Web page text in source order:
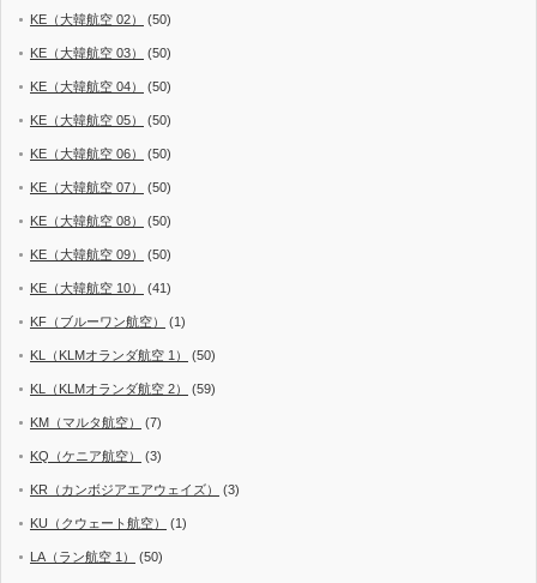
KE（大韓航空 02） (50)
KE（大韓航空 03） (50)
KE（大韓航空 04） (50)
KE（大韓航空 05） (50)
KE（大韓航空 06） (50)
KE（大韓航空 07） (50)
KE（大韓航空 08） (50)
KE（大韓航空 09） (50)
KE（大韓航空 10） (41)
KF（ブルーワン航空） (1)
KL（KLMオランダ航空 1） (50)
KL（KLMオランダ航空 2） (59)
KM（マルタ航空） (7)
KQ（ケニア航空） (3)
KR（カンボジアエアウェイズ） (3)
KU（クウェート航空） (1)
LA（ラン航空 1） (50)